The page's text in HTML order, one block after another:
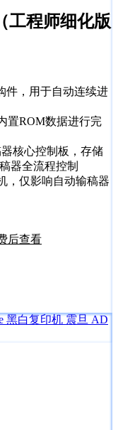
工程师细化版
件，用于自动连续进
置ROM数据进行完
器核心控制板，存储
器全流程控制
，仅影响自动输稿器
后查看